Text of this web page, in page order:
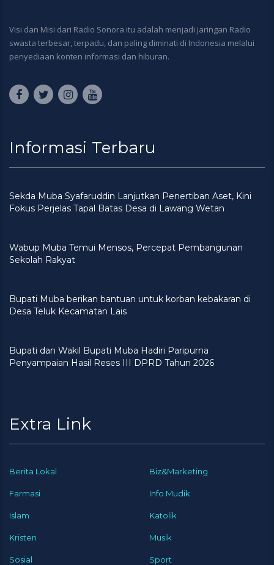
Visi dan Misi dari Radio Sonora itu adalah menjadi jaringan Radio
swasta terbesar, terpadu, dan paling diminati di Indonesia melalui
penyediaan konten informasi dan hiburan.
Informasi Terbaru
Sekda Muba Syafaruddin Lanjutkan Penertiban Aset, Kini
Fokus Perjelas Tapal Batas Desa di Lawang Wetan
Wabup Muba Temui Mensos, Percepat Pembangunan
Sekolah Rakyat
Bupati Muba berikan bantuan untuk korban kebakaran di
Desa Teluk Kecamatan Lais
Bupati dan Wakil Bupati Muba Hadiri Paripurna
Penyampaian Hasil Reses III DPRD Tahun 2026
Extra Link
Berita Lokal Biz&Marketing
Farmasi Info Mudik
Islam Katolik
Kristen Musik
Sosial Sport